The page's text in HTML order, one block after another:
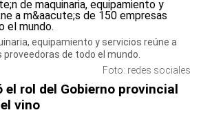
equipamiento y servicios reúne a
de todo el mundo.
Foto: redes sociales
el rol del Gobierno provincial
vino